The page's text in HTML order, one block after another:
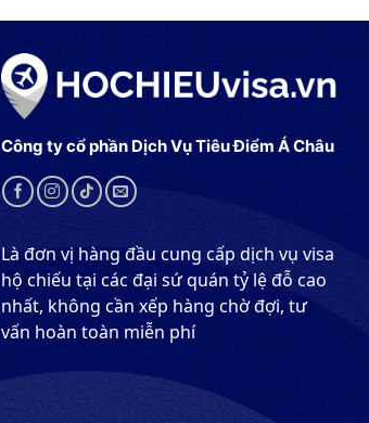
Công ty cổ phần Dịch Vụ Tiêu Điểm Á Châu
Là đơn vị hàng đầu cung cấp dịch vụ visa
hộ chiếu tại các đại sứ quán tỷ lệ đỗ cao
nhất, không cần xếp hàng chờ đợi, tư
vấn hoàn toàn miễn phí